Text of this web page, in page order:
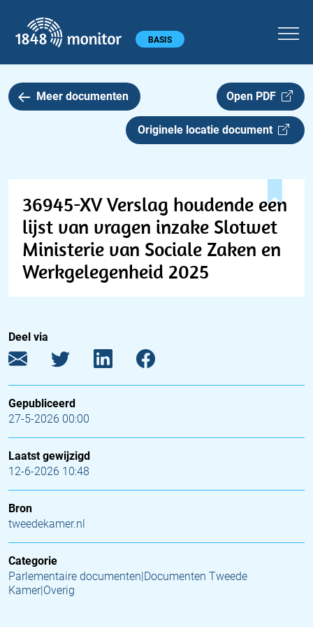
Hoofdmenu BASIS
Meer documenten Open PDF
Originele locatie document
36945-XV Verslag houdende een
lijst van vragen inzake Slotwet
Ministerie van Sociale Zaken en
Werkgelegenheid 2025
Deel via
Gepubliceerd
27-5-2026 00:00
Laatst gewijzigd
12-6-2026 10:48
Bron
tweedekamer.nl
Categorie
Parlementaire documenten|Documenten Tweede
Kamer|Overig